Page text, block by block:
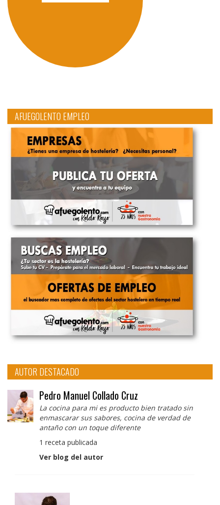
AFUEGOLENTO EMPLEO
AUTOR DESTACADO
Pedro Manuel Collado Cruz
La cocina para mi es producto bien tratado sin
enmascarar sus sabores, cocina de verdad de
antaño con un toque diferente
1 receta publicada
Ver blog del autor